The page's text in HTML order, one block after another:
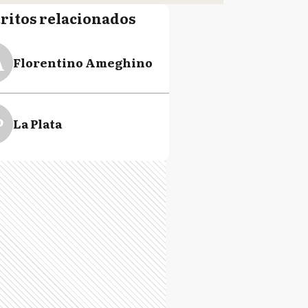
relacionados
Florentino Ameghino
La Plata